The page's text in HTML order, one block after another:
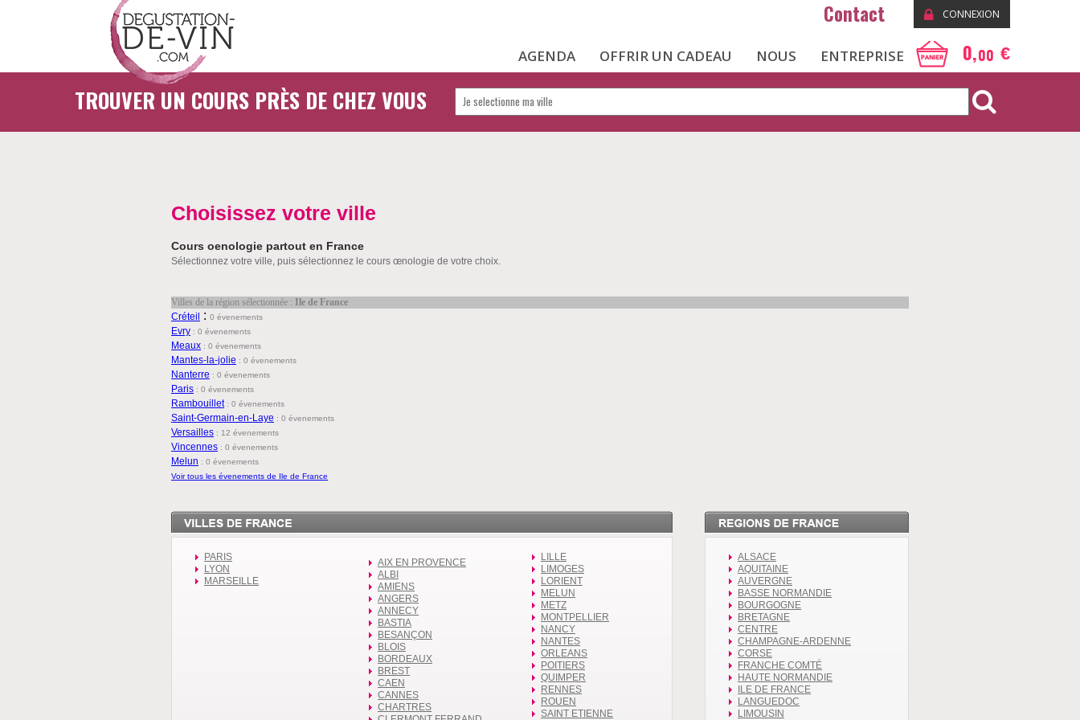
Contact CONNEXION
AGENDA OFFRIR UN CADEAU NOUS ENTREPRISE 0,00 €
TROUVER UN COURS PRÈS DE CHEZ VOUS
Choisissez votre ville
Cours oenologie partout en France
Sélectionnez votre ville, puis sélectionnez le cours œnologie de votre choix.
Villes de la région sélectionnée : Ile de France
Créteil : 0 évenements
Evry : 0 évenements
Meaux : 0 évenements
Mantes-la-jolie : 0 évenements
Nanterre : 0 évenements
Paris : 0 évenements
Rambouillet: 0 évenements
Saint-Germain-en-Laye : 0 évenements
Versailles : 12 évenements
Vincennes : 0 évenements
Melun : 0 évenements
Voir tous les évenements de Ile de France
PARIS
LYON
MARSEILLE
AIX EN PROVENCE
ALBI
AMIENS
ANGERS
ANNECY
BASTIA
BESANÇON
BLOIS
BORDEAUX
BREST
CAEN
CANNES
CHARTRES
LILLE
LIMOGES
LORIENT
MELUN
METZ
MONTPELLIER
NANCY
NANTES
ORLEANS
POITIERS
QUIMPER
RENNES
ROUEN
SAINT ETIENNE
ALSACE
AQUITAINE
AUVERGNE
BASSE NORMANDIE
BOURGOGNE
BRETAGNE
CENTRE
CHAMPAGNE-ARDENNE
CORSE
FRANCHE COMTÉ
HAUTE NORMANDIE
ILE DE FRANCE
LANGUEDOC
LIMOUSIN